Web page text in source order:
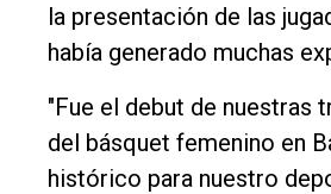
la presentación de las
había generado muchas
"Fue el debut de nuestras
del básquet femenino en
histórico para nuestro